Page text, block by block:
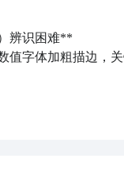
辨识困难**
值字体加粗描边，